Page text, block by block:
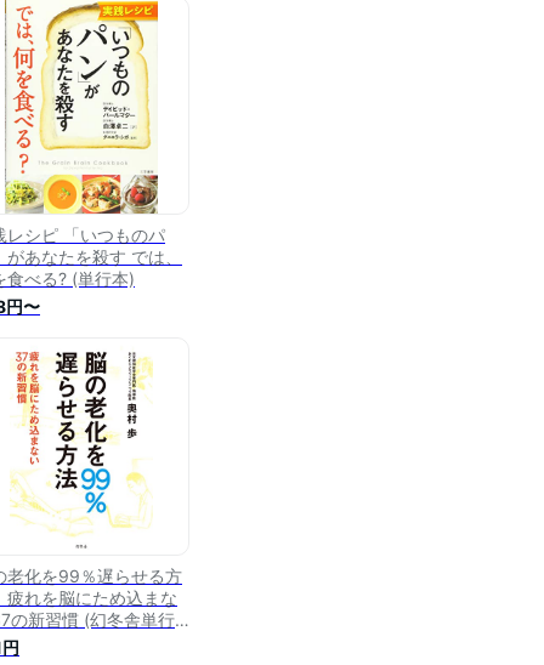
レシピ 「いつものパ
があなたを殺す では、
食べる? (単行本)
〜
老化を99％遅らせる方
れを脳にため込まな
の新習慣 (幻冬舎単行